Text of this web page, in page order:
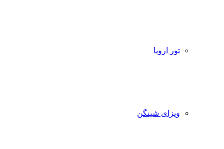
تور اروپا
ویزای شینگن